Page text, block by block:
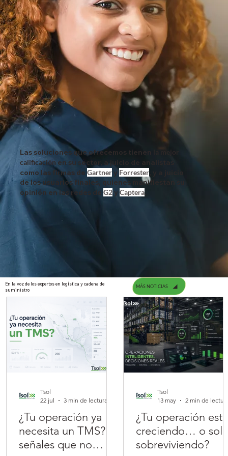
Las soluciones que ofrecemos tienen
la mejor
calificación en su sector, a juicio de analistas
como las firmas de Gartner y Forrester, y a juicio
de los usuarios finales, quienes manifiestan su
opinión en las redes de G2y Captera.
En la voz de los expertos en logística y cadena de
suministro
MÁS NOTICIAS
¿Tu operación ya
necesita un TMS? 7
señales que no
Tsol
22 jul
3 min de lectura
¿Tu operación está
creciendo… o
sobreviviendo?
Tsol
13 may
2 min de